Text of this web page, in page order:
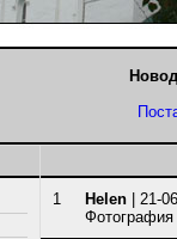
1 Helen | 21-
Фотография